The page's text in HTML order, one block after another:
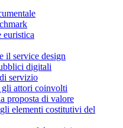
euristica
il service design
digitali
servizio
attori coinvolti
proposta di valore
elementi costitutivi del